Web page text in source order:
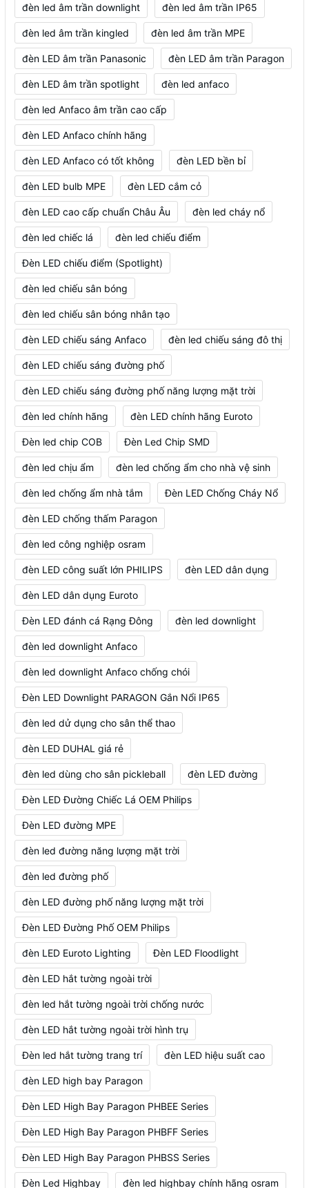
đèn led âm trần downlight đèn led âm trần IP65
đèn led âm trần kingled đèn led âm trần MPE
đèn LED âm trần Panasonic đèn LED âm trần Paragon
đèn LED âm trần spotlight đèn led anfaco
đèn led Anfaco âm trần cao cấp
đèn LED Anfaco chính hãng
đèn LED Anfaco có tốt không đèn LED bền bỉ
đèn LED bulb MPE đèn LED cắm cỏ
đèn LED cao cấp chuẩn Châu Âu đèn led cháy nổ
đèn led chiếc lá đèn led chiếu điểm
Đèn LED chiếu điểm (Spotlight)
đèn led chiếu sân bóng
đèn led chiếu sân bóng nhân tạo
đèn LED chiếu sáng Anfaco đèn led chiếu sáng đô thị
đèn LED chiếu sáng đường phố
đèn LED chiếu sáng đường phố năng lượng mặt trời
đèn led chính hãng đèn LED chính hãng Euroto
Đèn led chip COB Đèn Led Chip SMD
đèn led chịu ẩm đèn led chống ẩm cho nhà vệ sinh
đèn led chống ẩm nhà tắm Đèn LED Chống Cháy Nổ
đèn LED chống thấm Paragon
đèn led công nghiệp osram
đèn LED công suất lớn PHILIPS đèn LED dân dụng
đèn LED dân dụng Euroto
Đèn LED đánh cá Rạng Đông đèn led downlight
đèn led downlight Anfaco
đèn led downlight Anfaco chống chói
Đèn LED Downlight PARAGON Gắn Nổi IP65
đèn led dử dụng cho sân thể thao
đèn LED DUHAL giá rẻ
đèn led dùng cho sân pickleball đèn LED đường
Đèn LED Đường Chiếc Lá OEM Philips
Đèn LED đường MPE
đèn led đường năng lượng mặt trời
đèn led đường phố
đèn LED đường phố năng lượng mặt trời
Đèn LED Đường Phố OEM Philips
đèn LED Euroto Lighting Đèn LED Floodlight
đèn LED hắt tường ngoài trời
đèn led hắt tường ngoài trời chống nước
đèn LED hắt tường ngoài trời hình trụ
Đèn led hắt tường trang trí đèn LED hiệu suất cao
đèn LED high bay Paragon
Đèn LED High Bay Paragon PHBEE Series
Đèn LED High Bay Paragon PHBFF Series
Đèn LED High Bay Paragon PHBSS Series
Đèn Led Highbay đèn led highbay chính hãng osram